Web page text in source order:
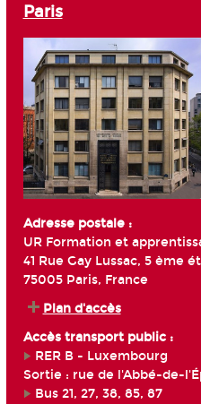
Paris
Adresse postale :
UR Formation et
41 Rue Gay Lussac, 5 ème
75005 Paris, France
Plan d'accès
Accès transport public :
RER B - Luxembourg
Sortie : rue de l'Abbé-de-
Bus 21, 27, 38, 85, 87